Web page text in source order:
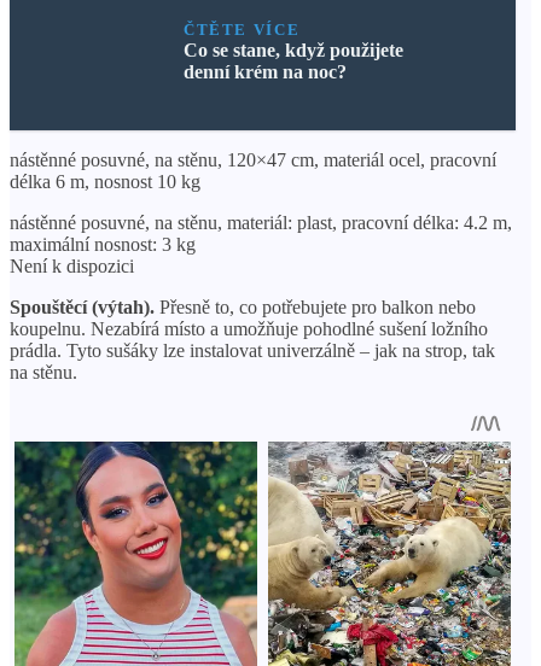
ČTĚTE VÍCE
Co se stane, když použijete
denní krém na noc?
nástěnné posuvné, na stěnu, 120×47 cm, materiál ocel, pracovní
délka 6 m, nosnost 10 kg
nástěnné posuvné, na stěnu, materiál: plast, pracovní délka: 4.2 m,
maximální nosnost: 3 kg
Není k dispozici
Spouštěcí (výtah). Přesně to, co potřebujete pro balkon nebo
koupelnu. Nezabírá místo a umožňuje pohodlné sušení ložního
prádla. Tyto sušáky lze instalovat univerzálně – jak na strop, tak
na stěnu.